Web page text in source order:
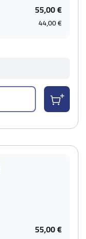
55,00 €
44,00 €
55,00 €